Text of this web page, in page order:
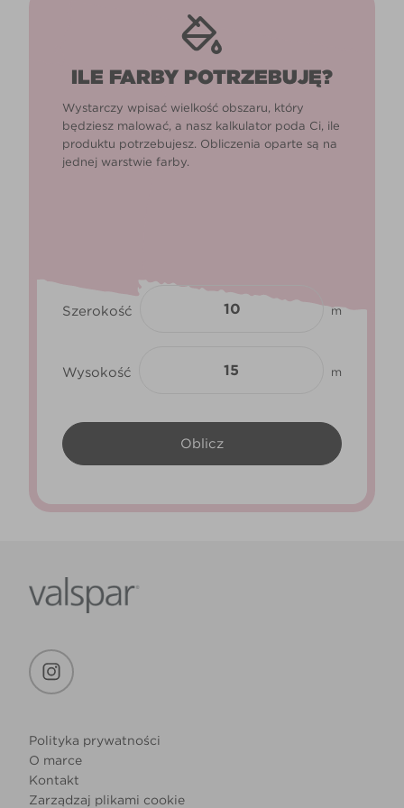
ILE FARBY POTRZEBUJĘ?
Wystarczy wpisać wielkość obszaru, który
będziesz malować, a nasz kalkulator poda Ci, ile
produktu potrzebujesz. Obliczenia oparte są na
jednej warstwie farby.
Szerokość m
Wysokość m
Polityka prywatności
O marce
Kontakt
Zarządzaj plikami cookie